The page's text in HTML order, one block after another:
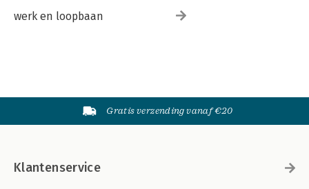
werk en loopbaan
Gratis verzending vanaf €20
Klantenservice